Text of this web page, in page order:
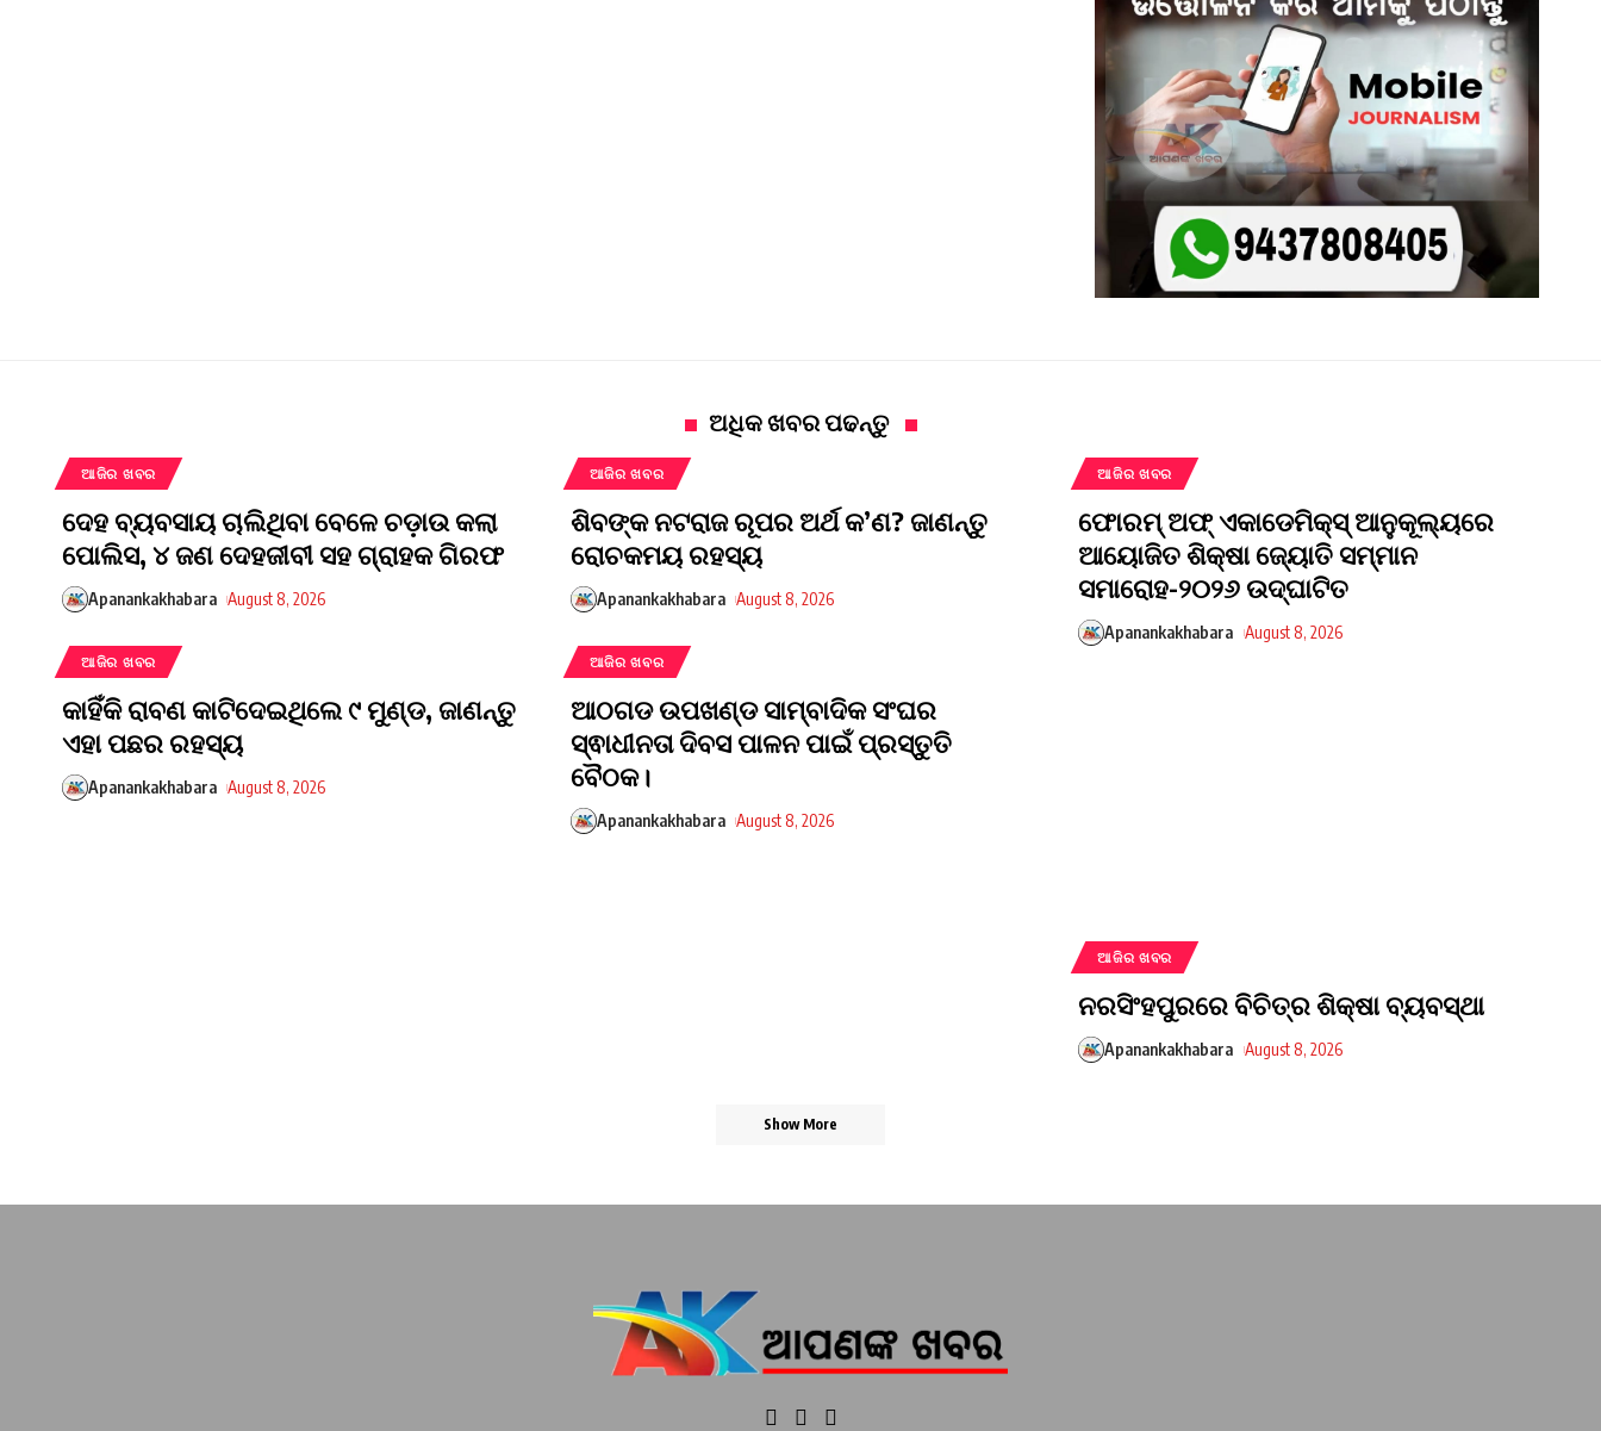
ଅଧିକ ଖବର ପଢନ୍ତୁ
ଆଜିର ଖବର
ଦେହ ବ୍ୟବସାୟ ଚାଲିଥିବା ବେଳେ ଚଡ଼ାଉ କଲା
ପୋଲିସ, ୪ ଜଣ ଦେହଜୀବୀ ସହ ଗ୍ରାହକ ଗିରଫ
Apanankakhabara August 8, 2026
ଆଜିର ଖବର
ଶିବଙ୍କ ନଟରାଜ ରୂପର ଅର୍ଥ କ’ଣ? ଜାଣନ୍ତୁ
ରୋଚକମୟ ରହସ୍ୟ
Apanankakhabara August 8, 2026
ଆଜିର ଖବର
ଫୋରମ୍ ଅଫ୍ ଏକାଡେମିକ୍ସ୍ ଆନୁକୂଲ୍ୟରେ
ଆୟୋଜିତ ଶିକ୍ଷା ଜ୍ୟୋତି ସମ୍ମାନ
ସମାରୋହ-୨୦୨୬ ଉଦ୍ଘାଟିତ
Apanankakhabara August 8, 2026
ଆଜିର ଖବର
କାହିଁକି ରାବଣ କାଟିଦେଇଥିଲେ ୯ ମୁଣ୍ଡ, ଜାଣନ୍ତୁ
ଏହା ପଛର ରହସ୍ୟ
Apanankakhabara August 8, 2026
ଆଜିର ଖବର
ଆଠଗଡ ଉପଖଣ୍ଡ ସାମ୍ବାଦିକ ସଂଘର
ସ୍ଵାଧୀନତା ଦିବସ ପାଳନ ପାଇଁ ପ୍ରସ୍ତୁତି
ବୈଠକ।
Apanankakhabara August 8, 2026
ଆଜିର ଖବର
ନରସିଂହପୁରରେ ବିଚିତ୍ର ଶିକ୍ଷା ବ୍ୟବସ୍ଥା
Apanankakhabara August 8, 2026
Show More